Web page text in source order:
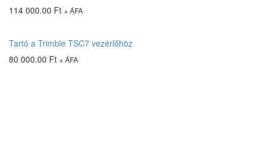
114 000.00 Ft + ÁFA
Tartó a Trimble TSC7 vezérlőhöz
80 000.00 Ft + ÁFA